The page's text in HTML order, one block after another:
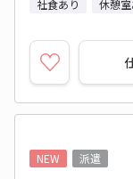
社食あり 休憩室
NEW
派遣